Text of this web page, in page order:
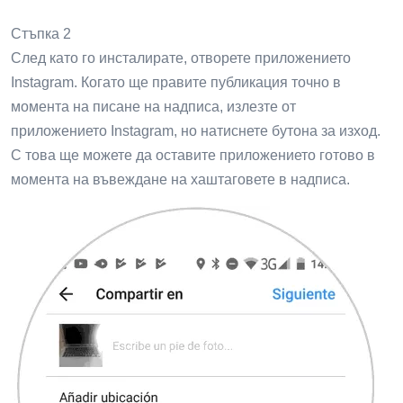
Стъпка 2
След като го инсталирате, отворете приложението
Instagram. Когато ще правите публикация точно в
момента на писане на надписа, излезте от
приложението Instagram, но натиснете бутона за изход.
С това ще можете да оставите приложението готово в
момента на въвеждане на хаштаговете в надписа.